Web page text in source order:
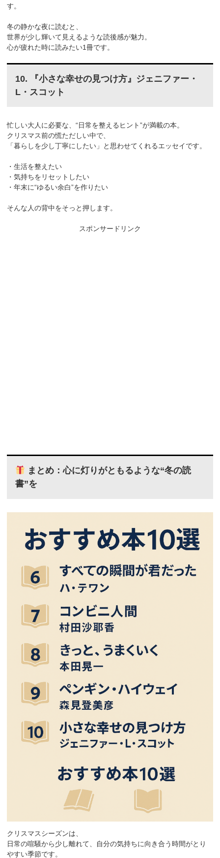
す。
冬の静かな夜に読むと、
世界が少し輝いて見えるような読後感が魅力。
心が疲れた時に読みたい1冊です。
10. 『小さな幸せの見つけ方』ジェニファー・
L・スコット
忙しい大人に必要な、“日常を整えるヒント”が満載の本。
クリスマス前の慌ただしい中で、
「暮らしを少し丁寧にしたい」と思わせてくれるエッセイです。
・生活を整えたい
・気持ちをリセットしたい
・年末に“ゆるい余白”を作りたい
そんな人の背中をそっと押します。
スポンサードリンク
まとめ：心に灯りがともるような“冬の読
書”を
クリスマスシーズンは、
日常の喧騒から少し離れて、自分の気持ちに向き合う時間がとり
やすい季節です。